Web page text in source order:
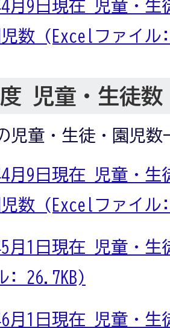
月9日現在 児童・生
数 (Excelファイル
児童・生徒数
児童・生徒・園児数
月9日現在 児童・生
数 (Excelファイル
月1日現在 児童・
: 26.7KB)
月1日現在 児童・